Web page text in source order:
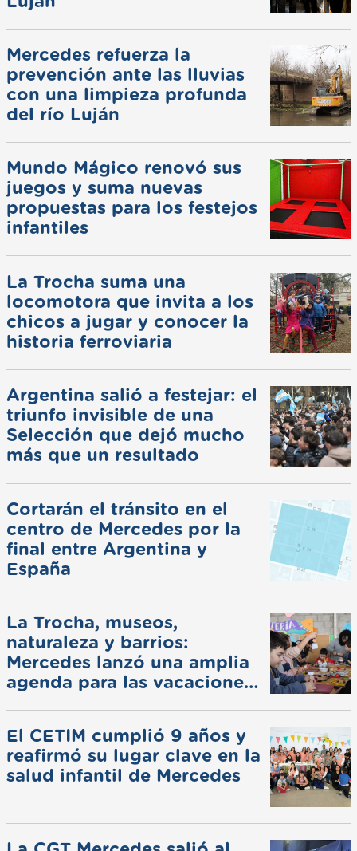
Mercedes refuerza la
prevención ante las lluvias
con una limpieza profunda
del río Luján
Mundo Mágico renovó sus
juegos y suma nuevas
propuestas para los festejos
infantiles
La Trocha suma una
locomotora que invita a los
chicos a jugar y conocer la
historia ferroviaria
Argentina salió a festejar: el
triunfo invisible de una
Selección que dejó mucho
más que un resultado
Cortarán el tránsito en el
centro de Mercedes por la
final entre Argentina y
España
La Trocha, museos,
naturaleza y barrios:
Mercedes lanzó una amplia
agenda para las vacaciones
El CETIM cumplió 9 años y
reafirmó su lugar clave en la
salud infantil de Mercedes